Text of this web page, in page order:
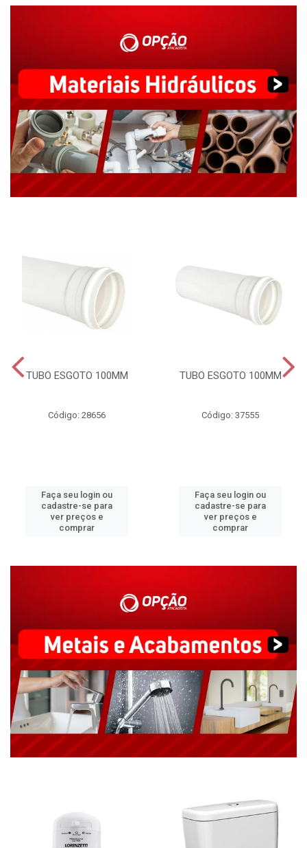
TUBO ESGOTO 100MM
Código: 28656
Faça seu login ou
cadastre-se para
ver preços e
comprar
TUBO ESGOTO 100MM
Código: 37555
Faça seu login ou
cadastre-se para
ver preços e
comprar